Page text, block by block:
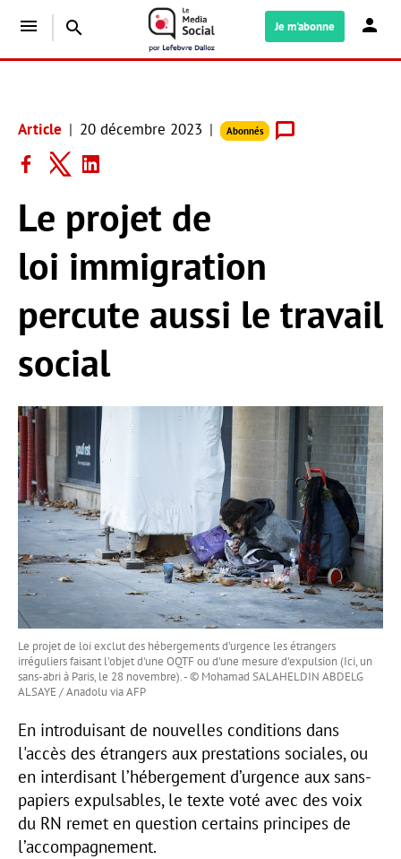
menu search Je m'abonne
Article 20 décembre 2023 Abonnés
Le projet de
loi immigration
percute aussi le travail
social
Le projet de loi exclut des hébergements d'urgence les étrangers
irréguliers faisant l'objet d'une OQTF ou d'une mesure d'expulsion (Ici, un
sans-abri à Paris, le 28 novembre). - © Mohamad SALAHELDIN ABDELG
ALSAYE / Anadolu via AFP
En introduisant de nouvelles conditions dans
l'accès des étrangers aux prestations sociales, ou
en interdisant l’hébergement d’urgence aux sans-
papiers expulsables, le texte voté avec des voix
du RN remet en question certains principes de
l’accompagnement.